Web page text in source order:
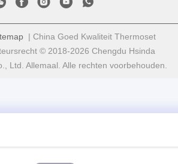
| China Goed Kwaliteit Thermoset
© 2018-2026 Chengdu Hsinda
Ltd. Allemaal. Alle rechten voorbehouden.